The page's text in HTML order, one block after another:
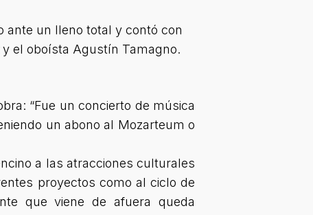
ante un lleno total y contó con
el oboísta Agustín Tamagno.
“Fue un concierto de música
un abono al Mozarteum o
a las atracciones culturales
proyectos como al ciclo de
que viene de afuera queda